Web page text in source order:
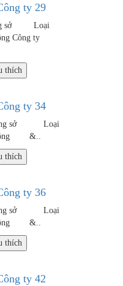
ty 29
sở Loại
Công ty
thích
ty 34
sở Loại
&..
thích
ty 36
sở Loại
&..
thích
ty 42